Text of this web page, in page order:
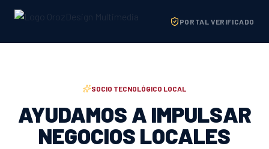
PORTAL VERIFICADO
SOCIO TECNOLÓGICO LOCAL
AYUDAMOS A IMPULSAR
NEGOCIOS LOCALES